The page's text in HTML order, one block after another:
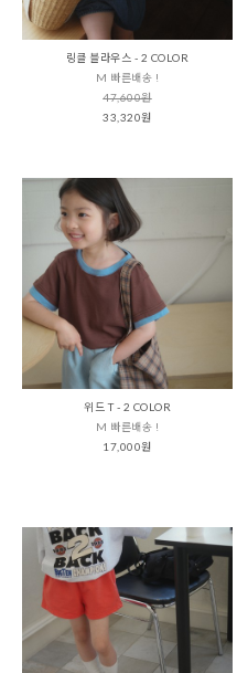
링클 블라우스 - 2 COLOR
M 빠른배송 !
47,600원
33,320원
위드 T - 2 COLOR
M 빠른배송 !
17,000원